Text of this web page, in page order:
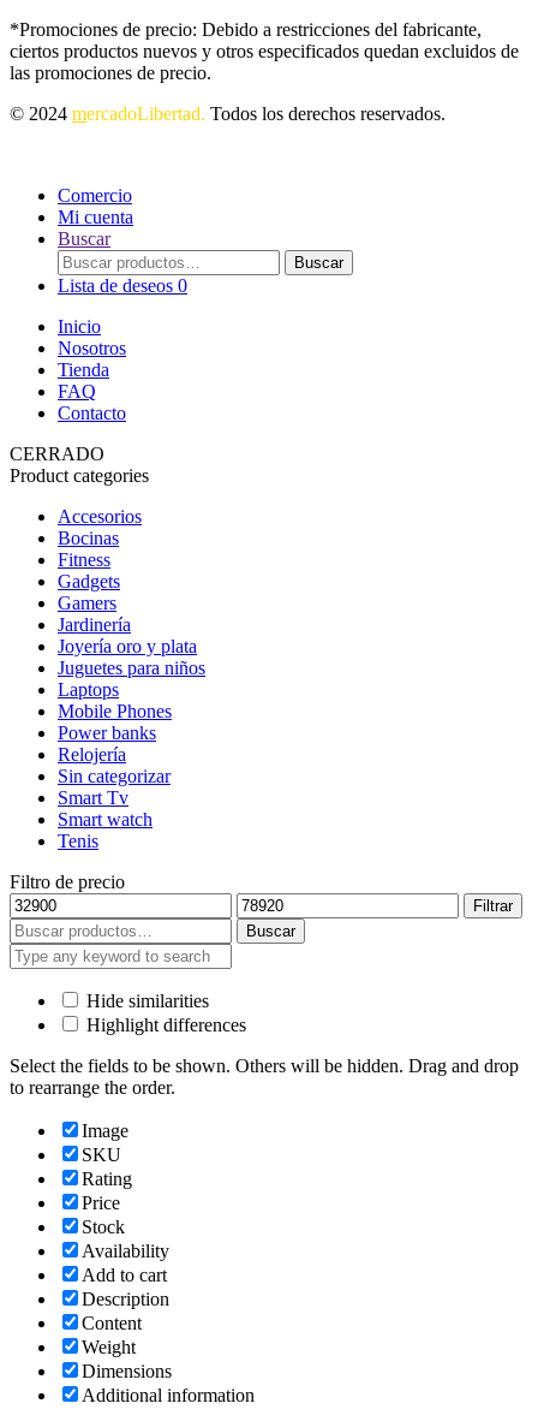
*Promociones de precio: Debido a restricciones del fabricante,
ciertos productos nuevos y otros especificados quedan excluidos de
las promociones de precio.
© 2024 mercadoLibertad. Todos los derechos reservados.
Comercio
Mi cuenta
Buscar
Buscar
por:
Buscar
Lista de deseos 0
Inicio
Nosotros
Tienda
FAQ
Contacto
CERRADO
Product categories
Accesorios
Bocinas
Fitness
Gadgets
Gamers
Jardinería
Joyería oro y plata
Juguetes para niños
Laptops
Mobile Phones
Power banks
Relojería
Sin categorizar
Smart Tv
Smart watch
Tenis
Filtro de precio
Precio
mínimo
Precio
máximo
Filtrar
Buscar
por:
Buscar
Hide similarities
Highlight differences
Select the fields to be shown. Others will be hidden. Drag and drop
to rearrange the order.
Image
SKU
Rating
Price
Stock
Availability
Add to cart
Description
Content
Weight
Dimensions
Additional information